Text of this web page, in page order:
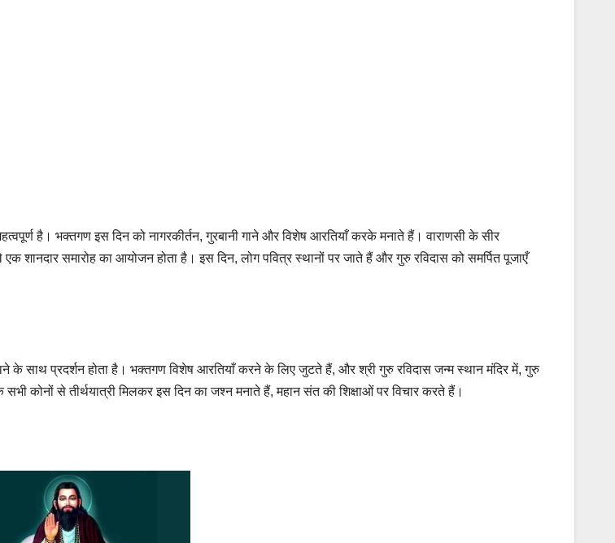
है। भक्तगण इस दिन को नागरकीर्तन, गुरबानी गाने और विशेष आरतियाँ करके मनाते हैं। वाराणसी के सीर
शानदार समारोह का आयोजन होता है। इस दिन, लोग पवित्र स्थानों पर जाते हैं और गुरु रविदास को समर्पित पूजाएँ
के साथ प्रदर्शन होता है। भक्तगण विशेष आरतियाँ करने के लिए जुटते हैं, और श्री गुरु रविदास जन्म स्थान मंदिर में, गुरु
कोनों से तीर्थयात्री मिलकर इस दिन का जश्न मनाते हैं, महान संत की शिक्षाओं पर विचार करते हैं।